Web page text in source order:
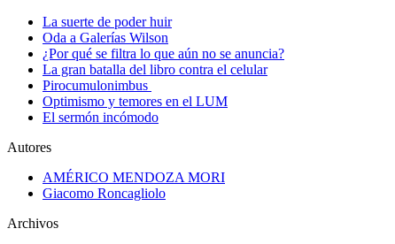
La suerte de poder huir
Oda a Galerías Wilson
¿Por qué se filtra lo que aún no se anuncia?
La gran batalla del libro contra el celular
Pirocumulonimbus
Optimismo y temores en el LUM
El sermón incómodo
Autores
AMÉRICO MENDOZA MORI
Giacomo Roncagliolo
Archivos